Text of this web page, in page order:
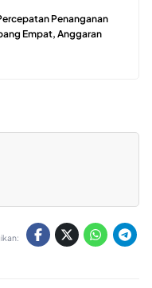
Penanganan
Empat, Anggaran